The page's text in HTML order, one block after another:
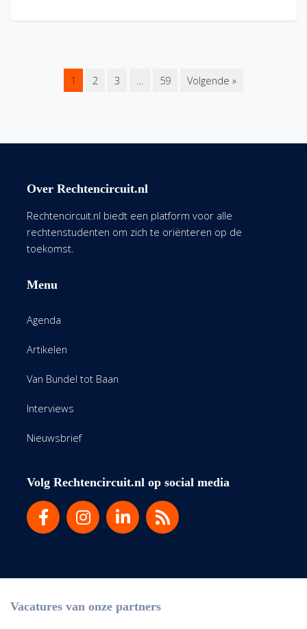
1 2 3 … 59 Volgende »
Over Rechtencircuit.nl
Rechtencircuit.nl biedt een platform voor alle
rechtenstudenten om zich te oriënteren op de
toekomst.
Menu
Agenda
Artikelen
Van Bundel tot Baan
Interviews
Nieuwsbrief
Volg Rechtencircuit.nl op social media
Vacatures van onze partners